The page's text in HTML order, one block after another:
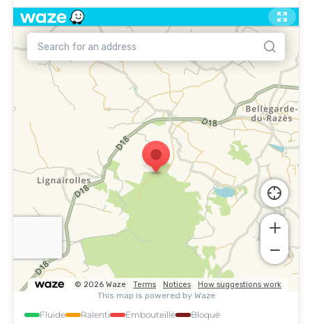
Fluide Ralenti Embouteillé Bloqué